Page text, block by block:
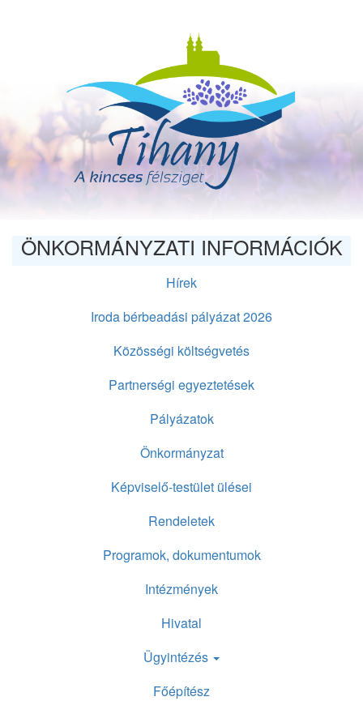
ÖNKORMÁNYZATI INFORMÁCIÓK
Hírek
Iroda bérbeadási pályázat 2026
Közösségi költségvetés
Partnerségi egyeztetések
Pályázatok
Önkormányzat
Képviselő-testület ülései
Rendeletek
Programok, dokumentumok
Intézmények
Hivatal
Ügyintézés
Főépítész